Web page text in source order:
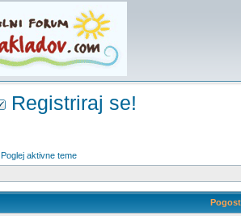
Registriraj se!
Poglej aktivne teme